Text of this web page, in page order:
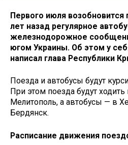
Первого июля возобновится
лет назад регулярное
железнодорожное
югом Украины. Об этом у
написал глава Республики
Поезда и автобусы будут
При этом поезда будут
Мелитополь, а автобусы — в
Бердянск.
Расписание движения